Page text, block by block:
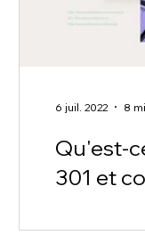
Qu'est-
301 et
SEO ?
6 juil. 2022 8